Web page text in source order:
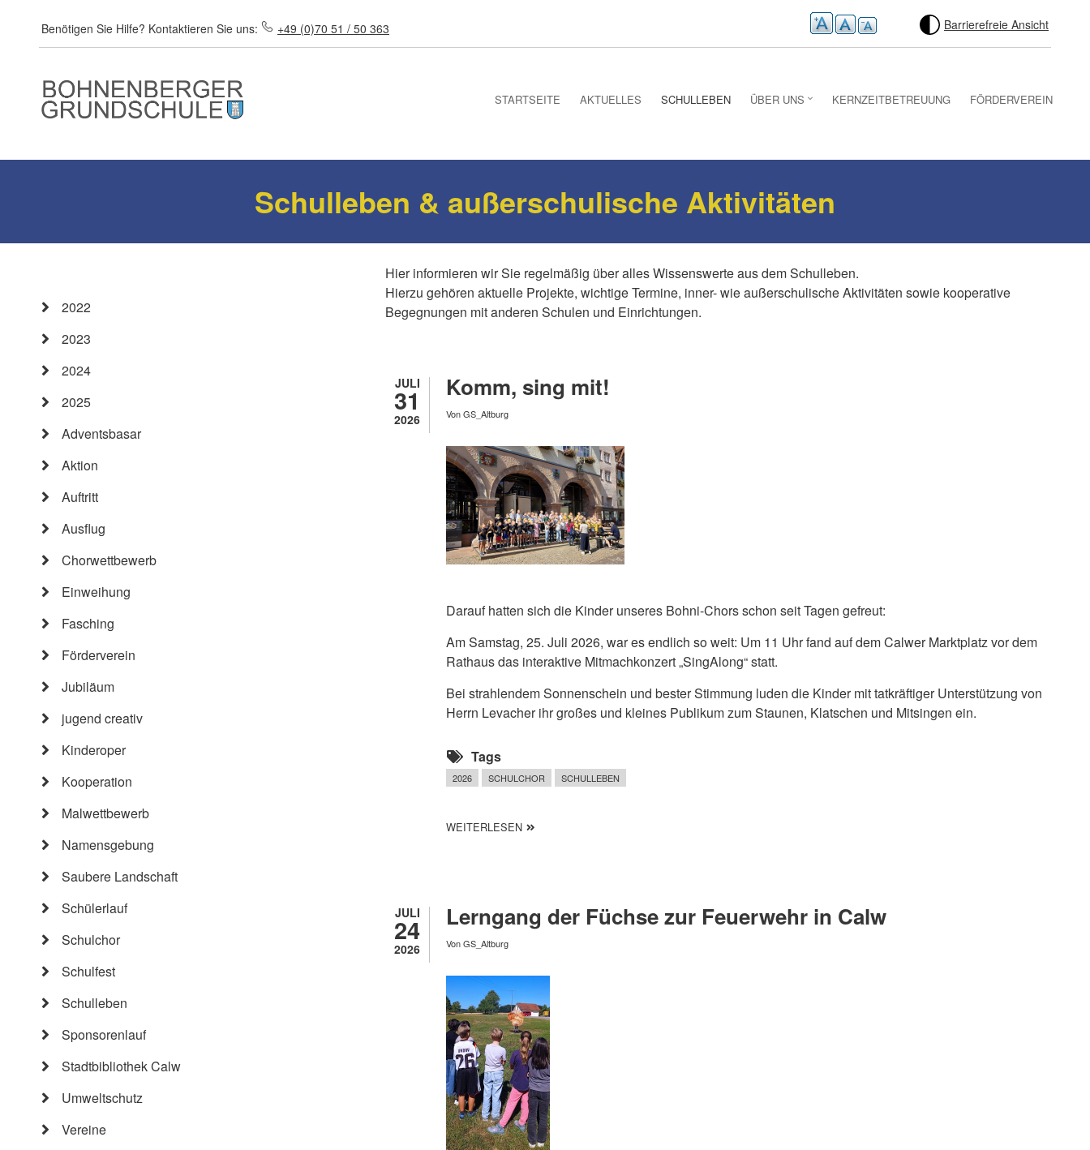
Benötigen Sie Hilfe? Kontaktieren Sie uns: +49 (0)70 51 / 50 363 Barrierefreie Ansicht
STARTSEITE AKTUELLES SCHULLEBEN ÜBER UNS KERNZEITBETREUUNG FÖRDERVEREIN
Schulleben & außerschulische Aktivitäten
Hier informieren wir Sie regelmäßig über alles Wissenswerte aus dem Schulleben.
Hierzu gehören aktuelle Projekte, wichtige Termine, inner- wie außerschulische Aktivitäten sowie kooperative
Begegnungen mit anderen Schulen und Einrichtungen.
JULI
31
2026
Komm, sing mit!
VonGS_Altburg
Darauf hatten sich die Kinder unseres Bohni-Chors schon seit Tagen gefreut:
Am Samstag, 25. Juli 2026, war es endlich so weit: Um 11 Uhr fand auf dem Calwer Marktplatz vor dem
Rathaus das interaktive Mitmachkonzert „SingAlong“ statt.
Bei strahlendem Sonnenschein und bester Stimmung luden die Kinder mit tatkräftiger Unterstützung von
Herrn Levacher ihr großes und kleines Publikum zum Staunen, Klatschen und Mitsingen ein.
Tags
2026 SCHULCHOR SCHULLEBEN
WEITERLESENÜBER KOMM, SING MIT!
JULI
24
2026
Lerngang der Füchse zur Feuerwehr in Calw
VonGS_Altburg
2022
2023
2024
2025
Adventsbasar
Aktion
Auftritt
Ausflug
Chorwettbewerb
Einweihung
Fasching
Förderverein
Jubiläum
jugend creativ
Kinderoper
Kooperation
Malwettbewerb
Namensgebung
Saubere Landschaft
Schülerlauf
Schulchor
Schulfest
Schulleben
Sponsorenlauf
Stadtbibliothek Calw
Umweltschutz
Vereine